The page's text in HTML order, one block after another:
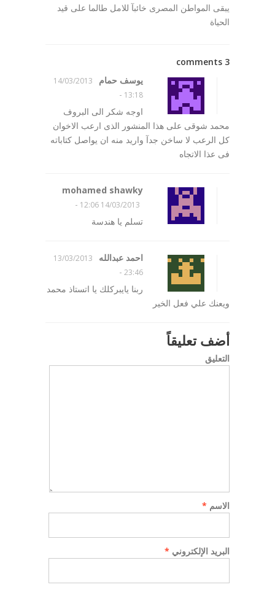
يبقى المواطن المصرى خائبآ للامل طالما على قيد
الحياة
3 comments
يوسف حمام
14/03/2013
13:18
-
اوجه شكر الى البروف
محمد شوقى على هذا المنشور الذى ارعب الاخوان
كل الرعب لا ساخن جدآ واريد منه ان يواصل كتاباته
فى عذا الاتجاه
mohamed shawky
14/03/2013 12:06
-
تسلم يا هندسة
احمد عبدالله
13/03/2013
23:46
-
ربنا يايبركلك يا اتستاذ محمد
ويعنك علي فعل الخير
أضف تعليقاً
التعليق
الاسم *
البريد الإلكتروني *